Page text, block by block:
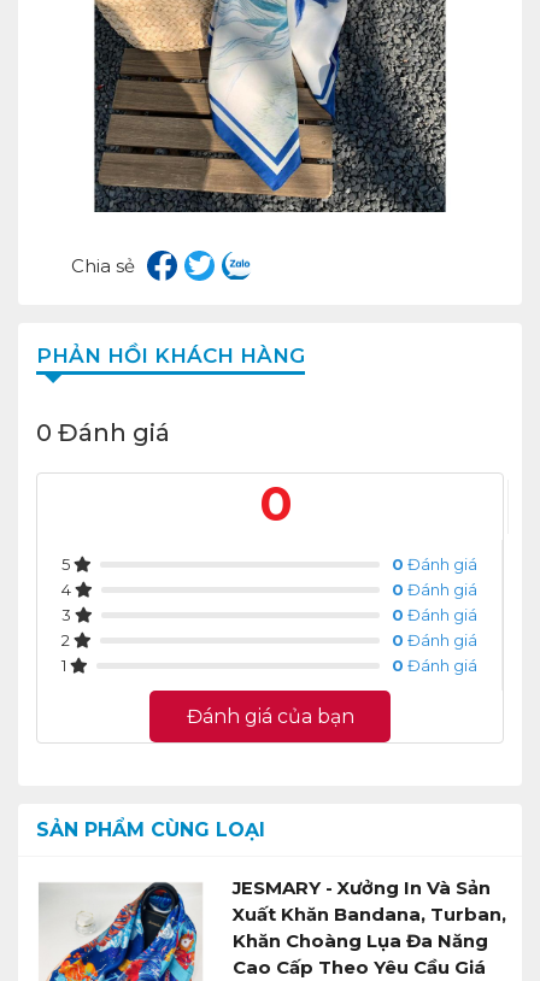
Chia sẻ
PHẢN HỒI KHÁCH HÀNG
0 Đánh giá
0
5 0 Đánh giá
4
0 Đánh giá
3
0 Đánh giá
2
0 Đánh giá
1
0 Đánh giá
Đánh giá của bạn
SẢN PHẨM CÙNG LOẠI
JESMARY - Xưởng In Và Sản
Xuất Khăn Bandana, Turban,
Khăn Choàng Lụa Đa Năng
Cao Cấp Theo Yêu Cầu Giá